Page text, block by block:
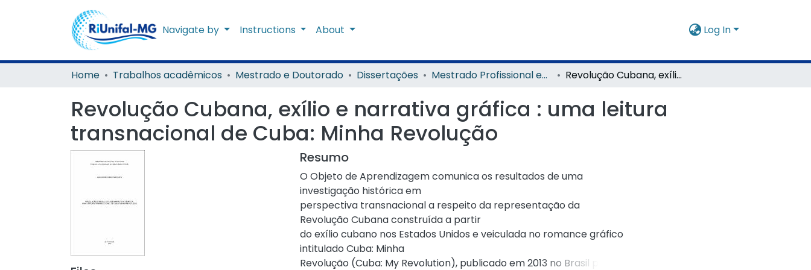
Navigate by Instructions About Log In
Home Trabalhos acadêmicos Mestrado e Doutorado Dissertações Mestrado Profissional em História Ibérica Revolução Cubana, exílio e narrativa gráfica : uma leitura transnacional de Cuba: Minha Revolução
Revolução Cubana, exílio e narrativa gráfica : uma leitura
transnacional de Cuba: Minha Revolução
Resumo
O Objeto de Aprendizagem comunica os resultados de uma
investigação histórica em
perspectiva transnacional a respeito da representação da
Revolução Cubana construída a partir
do exílio cubano nos Estados Unidos e veiculada no romance gráfico
intitulado Cuba: Minha
Revolução (Cuba: My Revolution), publicado em 2013 no Brasil pela